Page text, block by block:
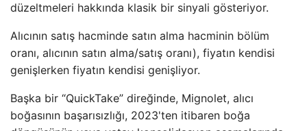
düzeltmeleri hakkında klasik bir sinyali gösteriyor.
Alıcının satış hacminde satın alma hacminin bölüm
oranı, alıcının satın alma/satış oranı), fiyatın kendisi
genişlerken fiyatın kendisi genişliyor.
Başka bir “QuickTake” direğinde, Mignolet, alıcı
boğasının başarısızlığı, 2023'ten itibaren boğa